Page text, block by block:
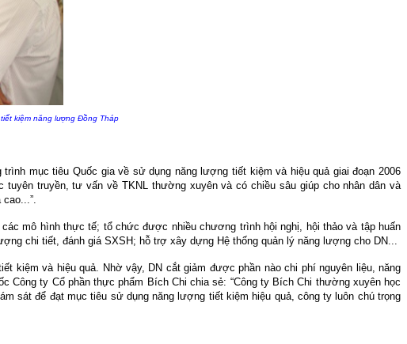
kiệm năng lượng Đồng Tháp
mục tiêu Quốc gia về sử dụng năng lượng tiết kiệm và hiệu quả giai đoạn 2006
truyền, tư vấn về TKNL thường xuyên và có chiều sâu giúp cho nhân dân và
mô hình thực tế; tổ chức được nhiều chương trình hội nghị, hội thảo và tập huấn
chi tiết, đánh giá SXSH; hỗ trợ xây dựng Hệ thống quản lý năng lượng cho DN...
kiệm và hiệu quả. Nhờ vậy, DN cắt giảm được phần nào chi phí nguyên liệu, năng
Công ty Cổ phần thực phẩm Bích Chi chia sẻ: “Công ty Bích Chi thường xuyên học
sát để đạt mục tiêu sử dụng năng lượng tiết kiệm hiệu quả, công ty luôn chú trọng